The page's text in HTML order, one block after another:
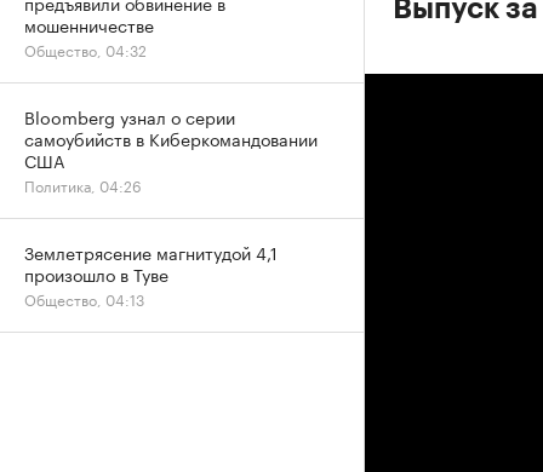
Выпуск
мошенничестве
Общество, 04:32
Bloomberg узнал о серии
самоубийств в Киберкомандовании
США
Политика, 04:26
Землетрясение магнитудой 4,1
произошло в Туве
Общество, 04:13